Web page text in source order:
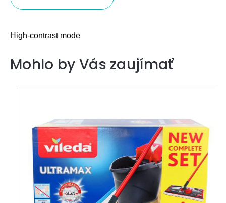
High-contrast mode
Mohlo by Vás zaujímať